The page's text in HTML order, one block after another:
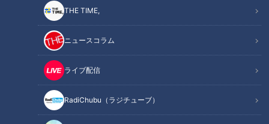
THE TIME,
ニュースコラム
ライブ配信
RadiChubu（ラジチューブ）
人気プロレスラー“棚橋弘至”が熱血リポート